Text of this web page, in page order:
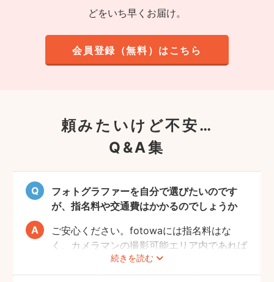
どをいち早くお届け。
会員登録（無料）はこちら
頼みたいけど不安…
Q&A集
フォトグラファーを自分で選びたいのです
が、指名料や交通費はかかるのでしょうか
続きを読む
ご安心ください。fotowaには指名料はな
く、カメラマンの撮影可能エリア内であれば
交通費も一切かかりません。
自己PRやポートフォリオから、お好きなプ